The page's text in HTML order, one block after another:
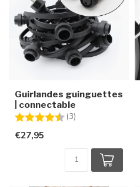
Guirlandes guinguettes
| connectable
Note:
(3)
€27,95